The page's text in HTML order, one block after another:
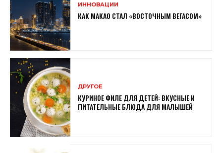
ИННОВАЦИИ
КАК МАКАО СТАЛ «ВОСТОЧНЫМ ВЕГАСОМ»
ДРУГОЕ
КУРИНОЕ ФИЛЕ ДЛЯ ДЕТЕЙ: ВКУСНЫЕ И
ПИТАТЕЛЬНЫЕ БЛЮДА ДЛЯ МАЛЫШЕЙ